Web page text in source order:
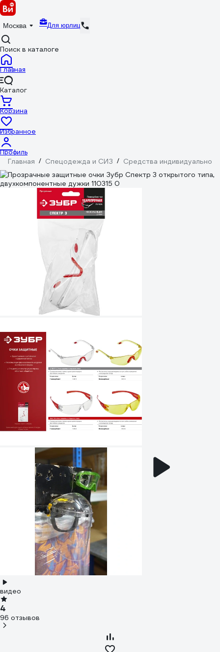
Москва Для юрлиц
Поиск в каталоге
Главная
Каталог
Корзина
Избранное
Профиль
Главная / Спецодежда и СИЗ / Средства индивидуальной
видео
4
96 отзывов